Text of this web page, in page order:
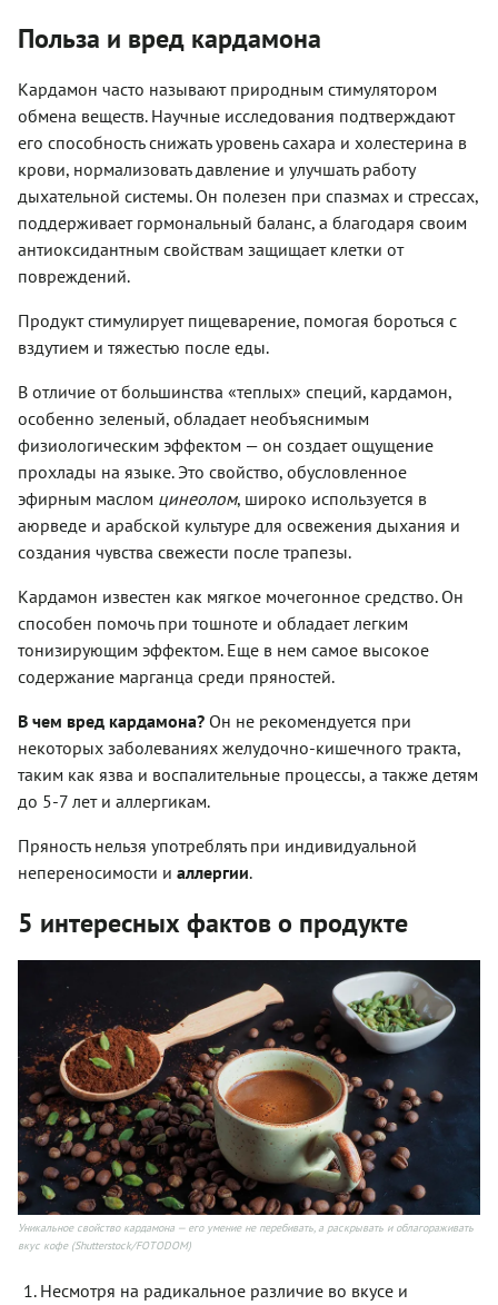
Польза и вред кардамона
Кардамон часто называют природным стимулятором
обмена веществ. Научные исследования подтверждают
его способность снижать уровень сахара и холестерина в
крови, нормализовать давление и улучшать работу
дыхательной системы. Он полезен при спазмах и стрессах,
поддерживает гормональный баланс, а благодаря своим
антиоксидантным свойствам защищает клетки от
повреждений.
Продукт стимулирует пищеварение, помогая бороться с
вздутием и тяжестью после еды.
В отличие от большинства «теплых» специй, кардамон,
особенно зеленый, обладает необъяснимым
физиологическим эффектом — он создает ощущение
прохлады на языке. Это свойство, обусловленное
эфирным маслом цинеолом, широко используется в
аюрведе и арабской культуре для освежения дыхания и
создания чувства свежести после трапезы.
Кардамон известен как мягкое мочегонное средство. Он
способен помочь при тошноте и обладает легким
тонизирующим эффектом. Еще в нем самое высокое
содержание марганца среди пряностей.
В чем вред кардамона? Он не рекомендуется при
некоторых заболеваниях желудочно-кишечного тракта,
таким как язва и воспалительные процессы, а также детям
до 5-7 лет и аллергикам.
Пряность нельзя употреблять при индивидуальной
непереносимости и аллергии.
5 интересных фактов о продукте
Уникальное свойство кардамона — его умение не перебивать, а раскрывать и облагораживать
вкус кофе (Shutterstock/FOTODOM)
Несмотря на радикальное различие во вкусе и